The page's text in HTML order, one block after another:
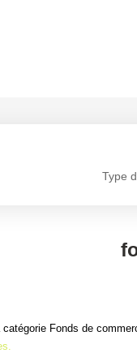
Type
Fonds de